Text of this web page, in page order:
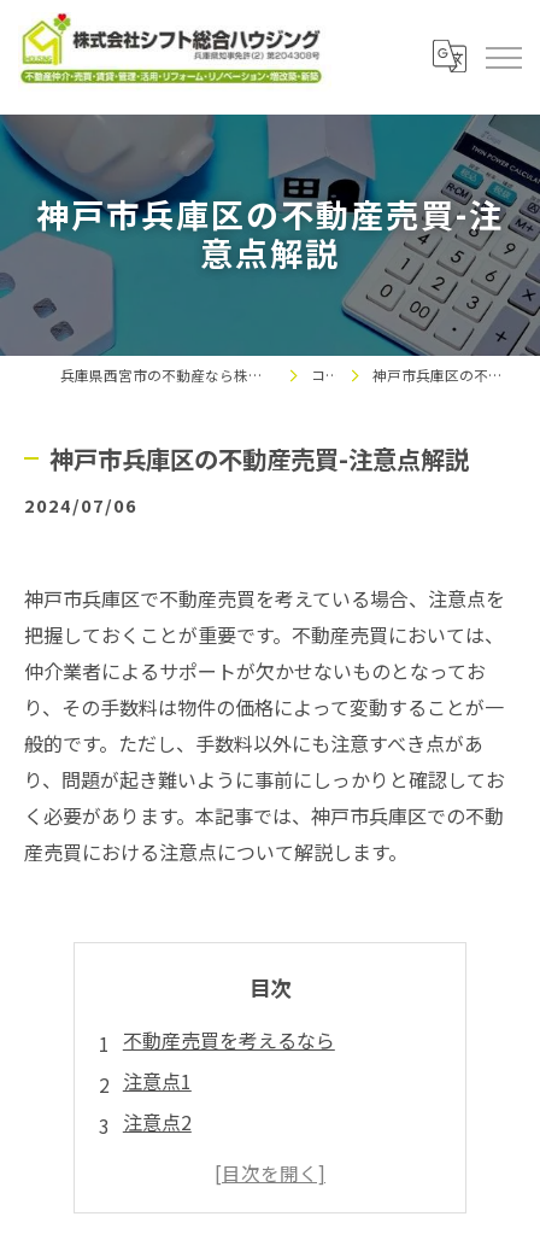
神戸市兵庫区の不動産売買-注
意点解説
兵庫県西宮市の不動産なら株式会社シフト総合ハウジング コラム 神戸市兵庫区の不動産売買-注意点解説
神戸市兵庫区の不動産売買-注意点解説
2024/07/06
神戸市兵庫区で不動産売買を考えている場合、注意点を
把握しておくことが重要です。不動産売買においては、
仲介業者によるサポートが欠かせないものとなってお
り、その手数料は物件の価格によって変動することが一
般的です。ただし、手数料以外にも注意すべき点があ
り、問題が起き難いように事前にしっかりと確認してお
く必要があります。本記事では、神戸市兵庫区での不動
産売買における注意点について解説します。
目次
不動産売買を考えるなら
注意点1
注意点2